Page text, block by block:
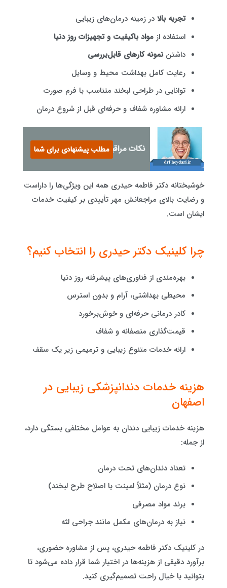
تجربه بالا در زمینه درمان‌های زیبایی
استفاده ازمواد باکیفیت و تجهیزات روز دنیا
داشتننمونه کارهای قابل‌بررسی
رعایت کامل بهداشت محیط و وسایل
توانایی در طراحی لبخند متناسب با فرم صورت
ارائه مشاوره شفاف و حرفه‌ای قبل از شروع درمان
نکات مراقبت از دندان‌ کودکان
مطلب پیشنهادی برای شما
خوشبختانه دکتر فاطمه حیدری همه این ویژگی‌ها را داراست
و رضایت بالای مراجعانش مهر تأییدی بر کیفیت خدمات
ایشان است.
چرا کلینیک دکتر حیدری را انتخاب کنیم؟
بهره‌مندی از فناوری‌های پیشرفته روز دنیا
محیطی بهداشتی، آرام و بدون استرس
کادر درمانی حرفه‌ای و خوش‌برخورد
قیمت‌گذاری منصفانه و شفاف
ارائه خدمات متنوع زیبایی و ترمیمی زیر یک سقف
هزینه خدمات دندانپزشکی زیبایی در
اصفهان
هزینه خدمات زیبایی دندان به عوامل مختلفی بستگی دارد،
از جمله:
تعداد دندان‌های تحت درمان
نوع درمان (مثلاً لمینت یا اصلاح طرح لبخند)
برند مواد مصرفی
نیاز به درمان‌های مکمل مانند جراحی لثه
در کلینیک دکتر فاطمه حیدری، پس از مشاوره حضوری،
برآورد دقیقی از هزینه‌ها در اختیار شما قرار داده می‌شود تا
بتوانید با خیال راحت تصمیم‌گیری کنید.